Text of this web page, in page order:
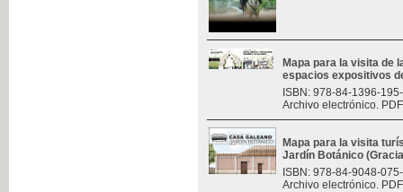
Mapa para la visita de
espacios expositivos
ISBN: 978-84-1396-
Archivo electrónico.
Mapa para la visita
Jardín Botánico
ISBN: 978-84-9048-
Archivo electrónico.